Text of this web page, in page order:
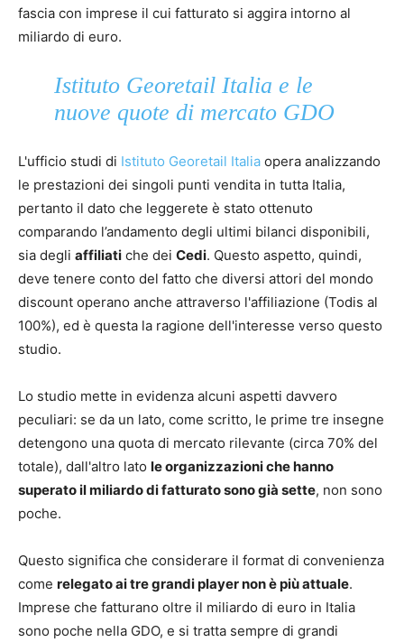
fascia con imprese il cui fatturato si aggira intorno al
miliardo di euro.
Istituto Georetail Italia e le
nuove quote di mercato GDO
L'ufficio studi di Istituto Georetail Italia opera analizzando
le prestazioni dei singoli punti vendita in tutta Italia,
pertanto il dato che leggerete è stato ottenuto
comparando l’andamento degli ultimi bilanci disponibili,
sia degli affiliati che dei Cedi. Questo aspetto, quindi,
deve tenere conto del fatto che diversi attori del mondo
discount operano anche attraverso l'affiliazione (Todis al
100%), ed è questa la ragione dell'interesse verso questo
studio.
Lo studio mette in evidenza alcuni aspetti davvero
peculiari: se da un lato, come scritto, le prime tre insegne
detengono una quota di mercato rilevante (circa 70% del
totale), dall'altro lato le organizzazioni che hanno
superato il miliardo di fatturato sono già sette, non sono
poche.
Questo significa che considerare il format di convenienza
come relegato ai tre grandi player non è più attuale.
Imprese che fatturano oltre il miliardo di euro in Italia
sono poche nella GDO, e si tratta sempre di grandi